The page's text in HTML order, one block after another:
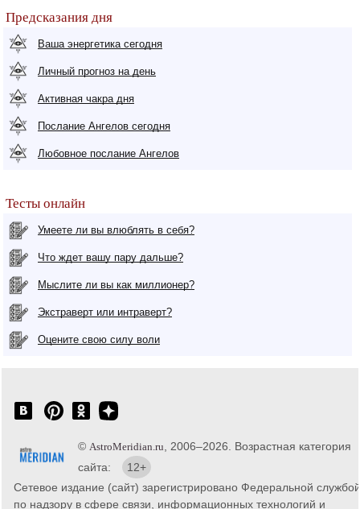
Предсказания дня
Ваша энергетика сегодня
Личный прогноз на день
Активная чакра дня
Послание Ангелов сегодня
Любовное послание Ангелов
Тесты онлайн
Умеете ли вы влюблять в себя?
Что ждет вашу пару дальше?
Мыслите ли вы как миллионер?
Экстраверт или интраверт?
Оцените свою силу воли
© AstroMeridian.ru , 2006–2026. Возрастная категория
сайта:
12+
Сетевое издание (сайт) зарегистрировано Федеральной службой
по надзору в сфере связи, информационных технологий и